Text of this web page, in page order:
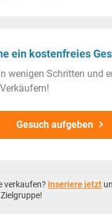
ein kostenfreies
wenigen Schritten und
Gesuch aufgeben
verkaufen? Inseriere jetzt